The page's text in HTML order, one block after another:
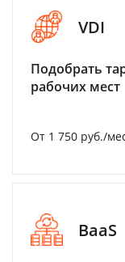
VDI
Подобрать
рабочих мест
От 1 750 руб./
BaaS